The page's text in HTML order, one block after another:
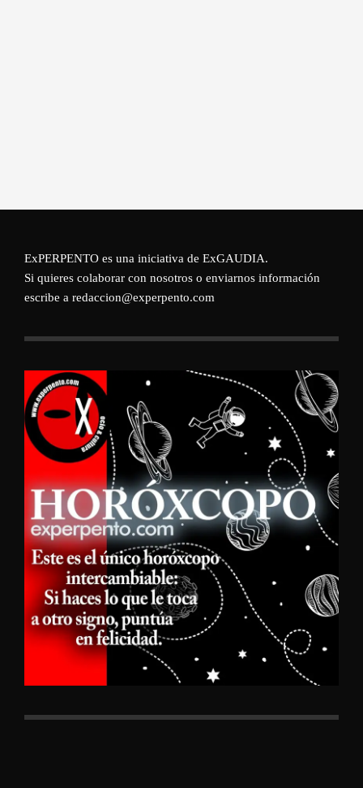
ExPERPENTO es una iniciativa de ExGAUDIA.
Si quieres colaborar con nosotros o enviarnos información
escribe a redaccion@experpento.com